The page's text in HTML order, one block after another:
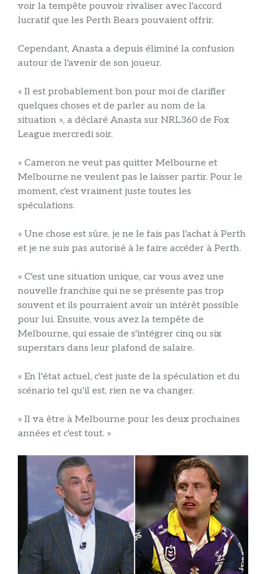
voir la tempête pouvoir rivaliser avec l'accord
lucratif que les Perth Bears pouvaient offrir.
Cependant, Anasta a depuis éliminé la confusion
autour de l'avenir de son joueur.
« Il est probablement bon pour moi de clarifier
quelques choses et de parler au nom de la
situation », a déclaré Anasta sur NRL360 de Fox
League mercredi soir.
« Cameron ne veut pas quitter Melbourne et
Melbourne ne veulent pas le laisser partir. Pour le
moment, c'est vraiment juste toutes les
spéculations.
« Une chose est sûre, je ne le fais pas l'achat à Perth
et je ne suis pas autorisé à le faire accéder à Perth.
« C'est une situation unique, car vous avez une
nouvelle franchise qui ne se présente pas trop
souvent et ils pourraient avoir un intérêt possible
pour lui. Ensuite, vous avez la tempête de
Melbourne, qui essaie de s'intégrer cinq ou six
superstars dans leur plafond de salaire.
« En l'état actuel, c'est juste de la spéculation et du
scénario tel qu'il est, rien ne va changer.
« Il va être à Melbourne pour les deux prochaines
années et c'est tout. »